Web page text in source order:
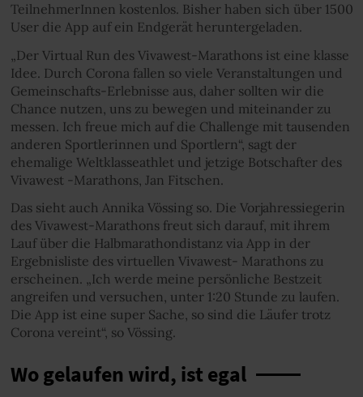
TeilnehmerInnen kostenlos. Bisher haben sich über 1500
User die App auf ein Endgerät heruntergeladen.
„Der Virtual Run des Vivawest-Marathons ist eine klasse
Idee. Durch Corona fallen so viele Veranstaltungen und
Gemeinschafts-Erlebnisse aus, daher sollten wir die
Chance nutzen, uns zu bewegen und miteinander zu
messen. Ich freue mich auf die Challenge mit tausenden
anderen Sportlerinnen und Sportlern“, sagt der
ehemalige Weltklasseathlet und jetzige Botschafter des
Vivawest -Marathons, Jan Fitschen.
Das sieht auch Annika Vössing so. Die Vorjahressiegerin
des Vivawest-Marathons freut sich darauf, mit ihrem
Lauf über die Halbmarathondistanz via App in der
Ergebnisliste des virtuellen Vivawest- Marathons zu
erscheinen. „Ich werde meine persönliche Bestzeit
angreifen und versuchen, unter 1:20 Stunde zu laufen.
Die App ist eine super Sache, so sind die Läufer trotz
Corona vereint“, so Vössing.
Wo gelaufen wird, ist egal